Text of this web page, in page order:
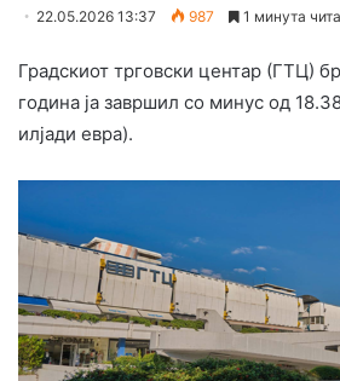
22.05.2026 13:37 987 1 минута
Градскиот трговски центар (ГТЦ)
година ја завршил со минус од
илјади евра).